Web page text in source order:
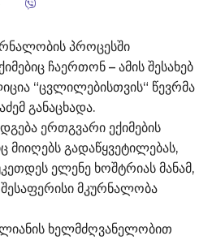
პროცესში
ჩაერთონ – ამის შესახებ
“ცვლილებისთვის“ წევრმა
განაცხადა.
ერთგვარი ექიმების
გადაწყვეტილებას,
ელენე ხოშტრიას მანამ,
შესაფერისი მკურნალობა
ხელმძღვანელობით